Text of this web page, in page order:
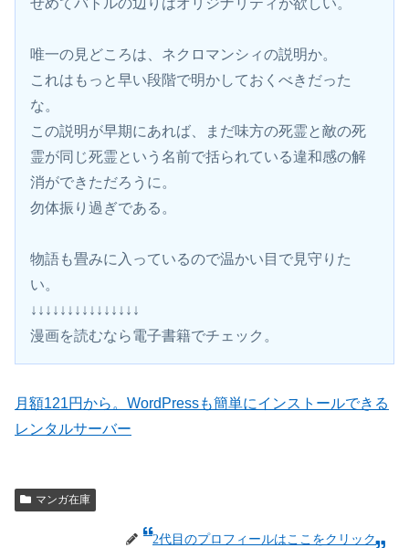
せめてバトルの辺りはオリジナリティが欲しい。
唯一の見どころは、ネクロマンシィの説明か。
これはもっと早い段階で明かしておくべきだった
な。
この説明が早期にあれば、まだ味方の死霊と敵の死
霊が同じ死霊という名前で括られている違和感の解
消ができただろうに。
勿体振り過ぎである。
物語も畳みに入っているので温かい目で見守りた
い。
↓↓↓↓↓↓↓↓↓↓↓↓↓↓↓
漫画を読むなら電子書籍でチェック。
月額121円から。WordPressも簡単にインストールできる
レンタルサーバー
マンガ在庫
2代目のプロフィールはここをクリック